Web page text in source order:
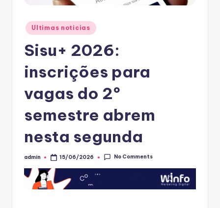
Posted
in
Ultimas noticias
Sisu+ 2026:
inscrições para
vagas do 2º
semestre abrem
nesta segunda
Posted
admin 15/06/2026 No Comments